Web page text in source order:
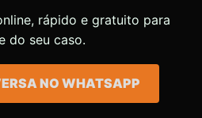
rápido e gratuito para
do seu caso.
NO WHATSAPP